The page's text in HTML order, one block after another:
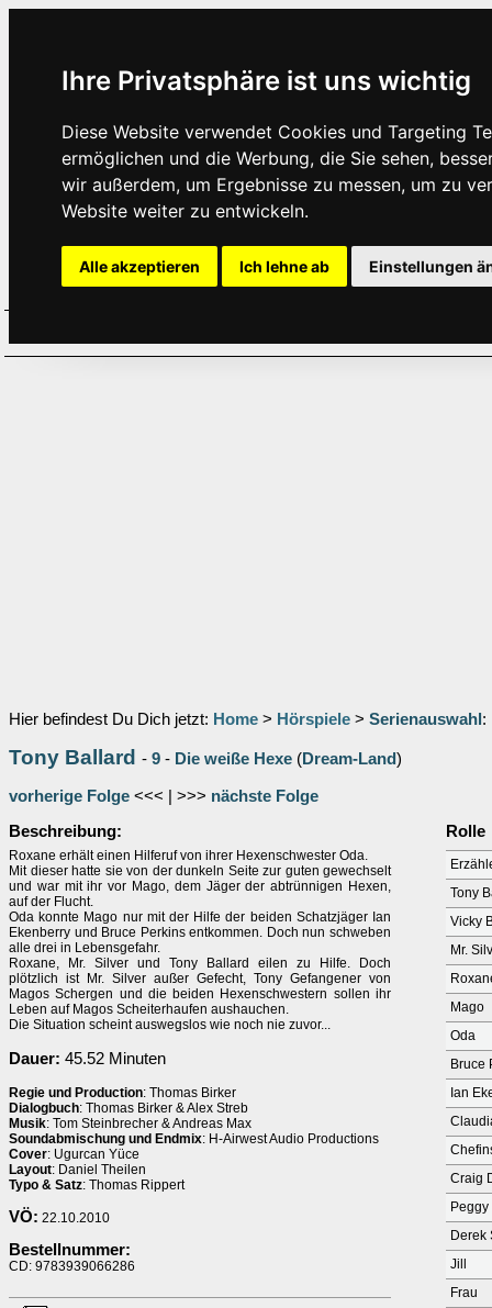
Ihre Privatsphäre ist uns wichtig
Diese Website verwendet Cookies und Targeting
ermöglichen und die Werbung, die Sie sehen,
wir außerdem, um Ergebnisse zu messen, um zu
Website weiter zu entwickeln.
Alle akzeptieren Ich lehne ab Einstellungen
Hier befindest Du Dich jetzt: Home > Hörspiele > Serienauswahl :
Tony Ballard - 9 - Die weiße Hexe (Dream-Land)
vorherige Folge <<< | >>> nächste Folge
Beschreibung:
Roxane erhält einen Hilferuf von ihrer Hexenschwester Oda.
Mit dieser hatte sie von der dunkeln Seite zur guten gewechselt
und war mit ihr vor Mago, dem Jäger der abtrünnigen Hexen,
auf der Flucht.
Oda konnte Mago nur mit der Hilfe der beiden Schatzjäger Ian
Ekenberry und Bruce Perkins entkommen. Doch nun schweben
alle drei in Lebensgefahr.
Roxane, Mr. Silver und Tony Ballard eilen zu Hilfe. Doch
plötzlich ist Mr. Silver außer Gefecht, Tony Gefangener von
Magos Schergen und die beiden Hexenschwestern sollen ihr
Leben auf Magos Scheiterhaufen aushauchen.
Die Situation scheint auswegslos wie noch nie zuvor...
Dauer: 45.52 Minuten
Regie und Production: Thomas Birker
Dialogbuch: Thomas Birker & Alex Streb
Musik: Tom Steinbrecher & Andreas Max
Soundabmischung und Endmix: H-Airwest Audio Productions
Cover: Ugurcan Yüce
Layout: Daniel Theilen
Typo & Satz: Thomas Rippert
VÖ: 22.10.2010
Bestellnummer:
CD: 9783939066286
Rolle
Tony
Vicky
Mr.
Mago
Oda
Bruce
Ian
Craig
Derek
Jill
Frau